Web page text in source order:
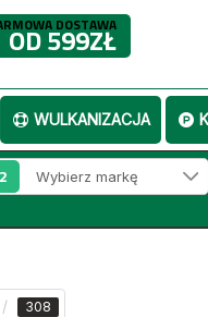
DOSTAWA
OD 599ZŁ
WULKANIZACJA
2
308